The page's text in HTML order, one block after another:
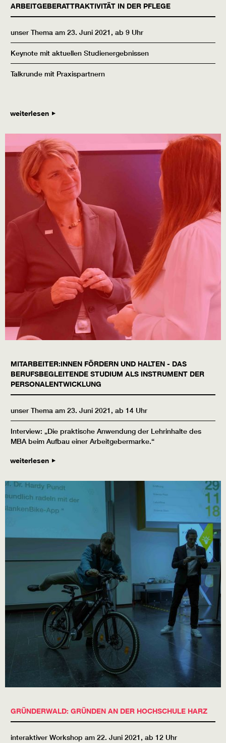
ARBEITGEBERATTRAKTIVITÄT IN DER PFLEGE
unser Thema am 23. Juni 2021, ab 9 Uhr
Keynote mit aktuellen Studienergebnissen
Talkrunde mit Praxispartnern
weiterlesen
MITARBEITER:INNEN FÖRDERN UND HALTEN - DAS
BERUFSBEGLEITENDE STUDIUM ALS INSTRUMENT DER
PERSONALENTWICKLUNG
unser Thema am 23. Juni 2021, ab 14 Uhr
Interview: „Die praktische Anwendung der Lehrinhalte des
MBA beim Aufbau einer Arbeitgebermarke.“
weiterlesen
GRÜNDERWALD: GRÜNDEN AN DER HOCHSCHULE HARZ
interaktiver Workshop am 22. Juni 2021, ab 12 Uhr